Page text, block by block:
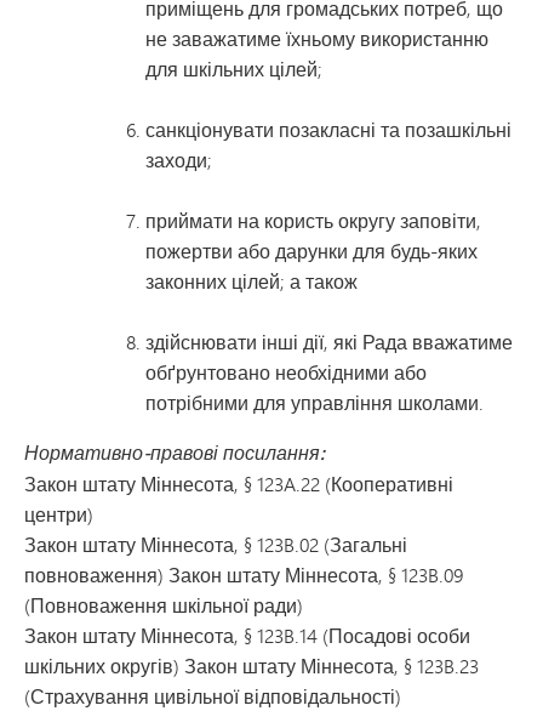
приміщень для громадських потреб, що
не заважатиме їхньому використанню
для шкільних цілей;
санкціонувати позакласні та позашкільні
заходи;
приймати на користь округу заповіти,
пожертви або дарунки для будь-яких
законних цілей; а також
здійснювати інші дії, які Рада вважатиме
обґрунтовано необхідними або
потрібними для управління школами.
Нормативно-правові посилання:
Закон штату Міннесота, § 123A.22 (Кооперативні
центри)
Закон штату Міннесота, § 123B.02 (Загальні
повноваження) Закон штату Міннесота, § 123B.09
(Повноваження шкільної ради)
Закон штату Міннесота, § 123B.14 (Посадові особи
шкільних округів) Закон штату Міннесота, § 123B.23
(Страхування цивільної відповідальності)